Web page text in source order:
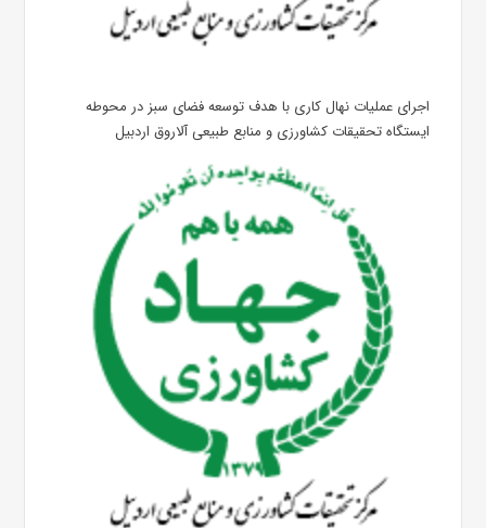
اجرای عملیات نهال کاری با هدف توسعه فضای سبز در محوطه
ایستگاه تحقیقات کشاورزی و منابع طبیعی آلاروق اردبیل